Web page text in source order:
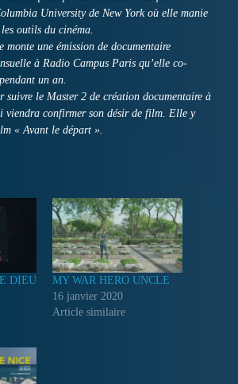
University de New York où elle manie
outils du cinéma.
monte une émission de documentaire
à Radio Campus Paris qu’elle co-
un an.
le Master 2 de création documentaire à
viendra confirmer son désir de film. Elle y
« Avant le départ ».
DIEU
MY WAR HERO UNCLE
16 janvier 2020
Article similaire